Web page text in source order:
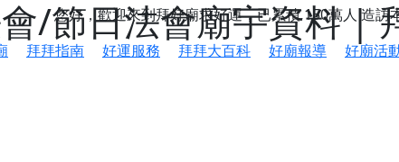
/節日法會廟宇資料 |
您好，歡迎來到拜好廟求好運，已累積150萬人造訪
拜拜指南 好運服務 拜拜大百科 好廟報導 好廟活